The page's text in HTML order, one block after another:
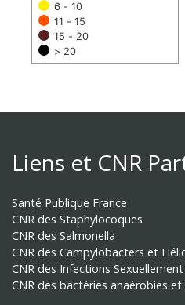
6 - 10
11 - 15
15 - 20
> 20
Liens et CNR
Santé Publique France
CNR des Staphylocoques
CNR des Salmonella
CNR des Campylobacters et
CNR des Infections
CNR des bactéries anaérobies